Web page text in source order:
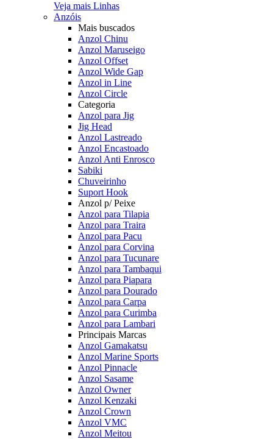
Veja mais Linhas
Anzóis
Mais buscados
Anzol Chinu
Anzol Maruseigo
Anzol Offset
Anzol Wide Gap
Anzol in Line
Anzol Circle
Categoria
Anzol para Jig
Jig Head
Anzol Lastreado
Anzol Encastoado
Anzol Anti Enrosco
Sabiki
Chuveirinho
Suport Hook
Anzol p/ Peixe
Anzol para Tilapia
Anzol para Traira
Anzol para Pacu
Anzol para Corvina
Anzol para Tucunare
Anzol para Tambaqui
Anzol para Piapara
Anzol para Dourado
Anzol para Carpa
Anzol para Curimba
Anzol para Lambari
Principais Marcas
Anzol Gamakatsu
Anzol Marine Sports
Anzol Pinnacle
Anzol Sasame
Anzol Owner
Anzol Kenzaki
Anzol Crown
Anzol VMC
Anzol Meitou